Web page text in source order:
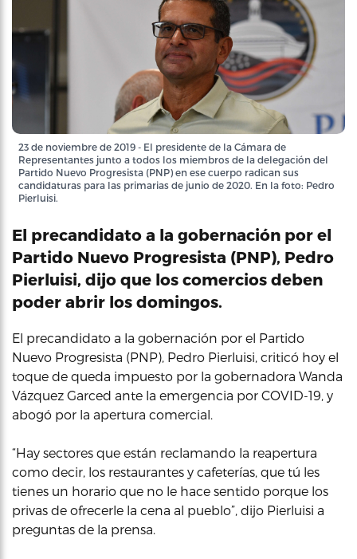
23 de noviembre de 2019 - El presidente de la Cámara de
Representantes junto a todos los miembros de la delegación del
Partido Nuevo Progresista (PNP) en ese cuerpo radican sus
candidaturas para las primarias de junio de 2020. En la foto: Pedro
Pierluisi.
El precandidato a la gobernación por el
Partido Nuevo Progresista (PNP), Pedro
Pierluisi, dijo que los comercios deben
poder abrir los domingos.
El precandidato a la gobernación por el Partido
Nuevo Progresista (PNP), Pedro Pierluisi, criticó hoy el
toque de queda impuesto por la gobernadora Wanda
Vázquez Garced ante la emergencia por COVID-19, y
abogó por la apertura comercial.
“Hay sectores que están reclamando la reapertura
como decir, los restaurantes y cafeterías, que tú les
tienes un horario que no le hace sentido porque los
privas de ofrecerle la cena al pueblo”, dijo Pierluisi a
preguntas de la prensa.